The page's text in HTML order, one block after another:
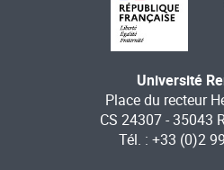
Université
Place du recteur
CS 24307 - 35043
Tél. : +33 (0)2